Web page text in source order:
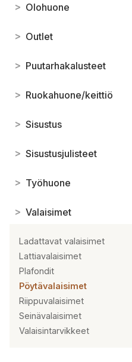
> Olohuone
> Outlet
> Puutarhakalusteet
> Ruokahuone/keittiö
> Sisustus
> Sisustusjulisteet
> Työhuone
> Valaisimet
Ladattavat valaisimet
Lattiavalaisimet
Plafondit
Pöytävalaisimet
Riippuvalaisimet
Seinävalaisimet
Valaisintarvikkeet